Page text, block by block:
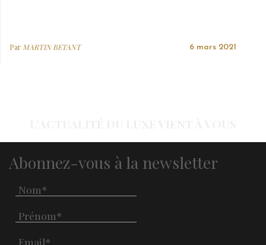
Par MARTIN BETANT 6 mars 2021
Abonnez-vous à la newsletter